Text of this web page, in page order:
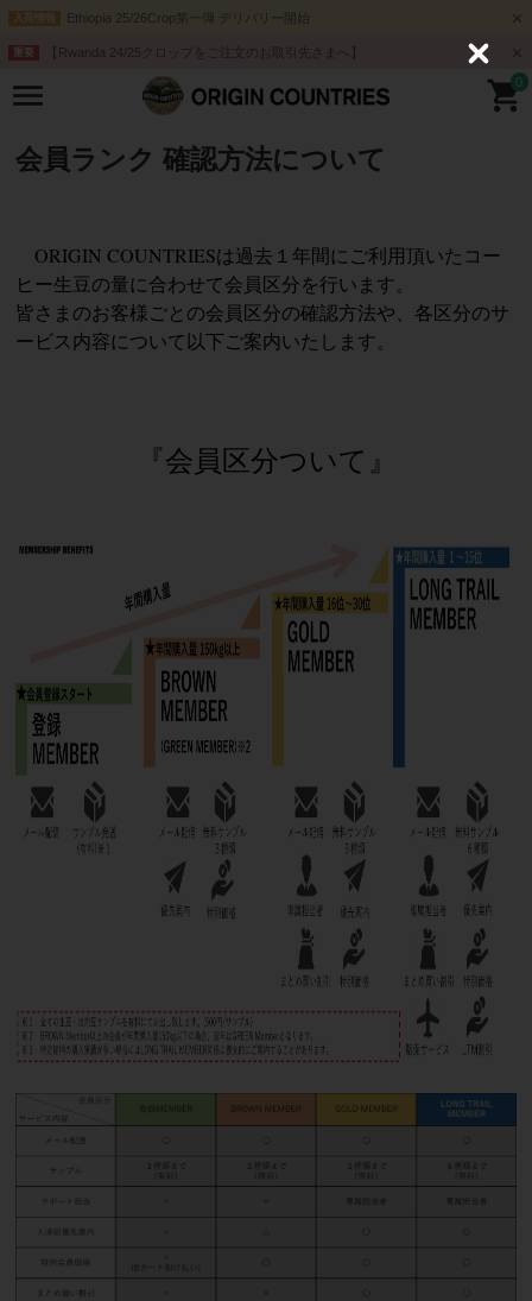
入荷情報 Ethiopia 25/26Crop第一弾 デリバリー開始
重要 【Rwanda 24/25クロップをご注文のお取引先さまへ】
0
会員ランク 確認方法について
ORIGIN COUNTRIESは過去１年間にご利用頂いたコー
ヒー生豆の量に合わせて会員区分を行います。
皆さまのお客様ごとの会員区分の確認方法や、各区分のサ
ービス内容について以下ご案内いたします。
『会員区分ついて』
C